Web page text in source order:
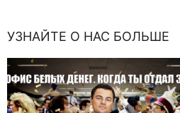
УЗНАЙТЕ О НАС БОЛЬШЕ